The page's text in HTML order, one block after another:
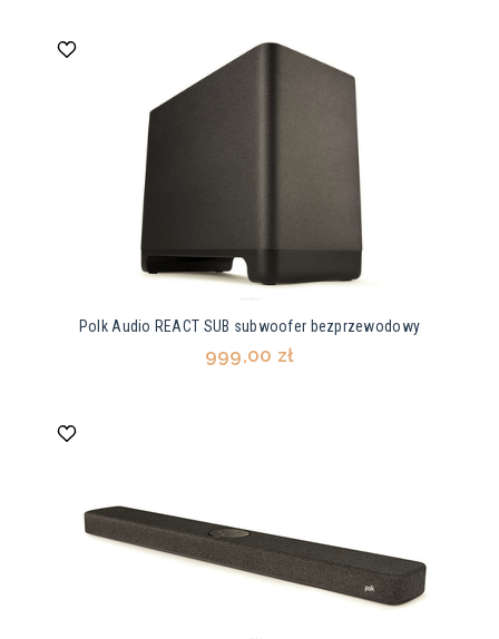
Polk Audio REACT SUB subwoofer bezprzewodowy
999,00 zł